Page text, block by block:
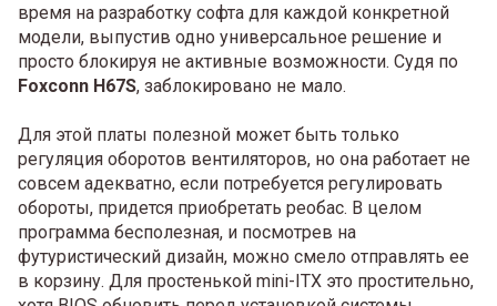
время на разработку софта для каждой конкретной
модели, выпустив одно универсальное решение и
просто блокируя не активные возможности. Судя по
Foxconn H67S, заблокировано не мало.
Для этой платы полезной может быть только
регуляция оборотов вентиляторов, но она работает не
совсем адекватно, если потребуется регулировать
обороты, придется приобретать реобас. В целом
программа бесполезная, и посмотрев на
футуристический дизайн, можно смело отправлять ее
в корзину. Для простенькой mini-ITX это простительно,